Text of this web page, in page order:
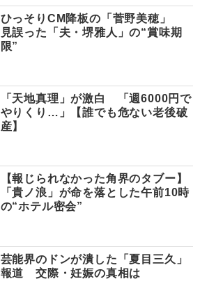
ひっそりCM降板の「菅野美穂」
見誤った「夫・堺雅人」の“賞味期
限”
「天地真理」が激白 「週6000円で
やりくり…」【誰でも危ない老後破
産】
【報じられなかった角界のタブー】
「貴ノ浪」が命を落とした午前10時
の“ホテル密会”
芸能界のドンが潰した「夏目三久」
報道 交際・妊娠の真相は